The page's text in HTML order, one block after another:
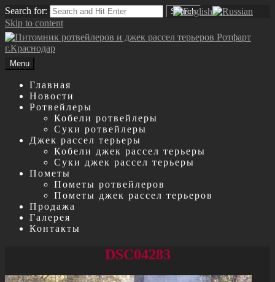
Search for: Search
Skip to content
Menu
Главная
Новости
Ротвейлеры
Кобели ротвейлеры
Суки ротвейлеры
Джек рассел терьеры
Кобели джек рассел терьеры
Суки джек рассел терьеры
Пометы
Пометы ротвейлеров
Пометы джек рассел терьеров
Продажа
Галерея
Контакты
DSC04283